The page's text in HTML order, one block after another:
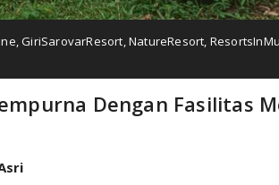
,GiriSarovarResort,NatureResort,
Dengan Fasilitas